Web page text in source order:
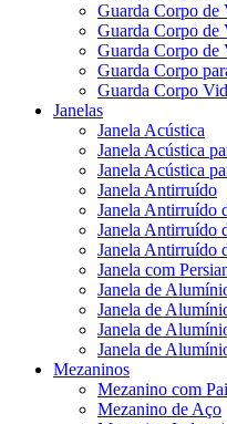
Guarda Corpo de
Guarda Corpo
Guarda Corpo
Guarda Corpo
Guarda Corpo
Janelas
Janela Acústica
Janela Acústica
Janela Acústica
Janela Antirruído
Janela Antirruído
Janela Antirruído
Janela Antirruído
Janela com
Janela de
Janela de
Janela de
Janela de
Mezaninos
Mezanino com
Mezanino de Aço